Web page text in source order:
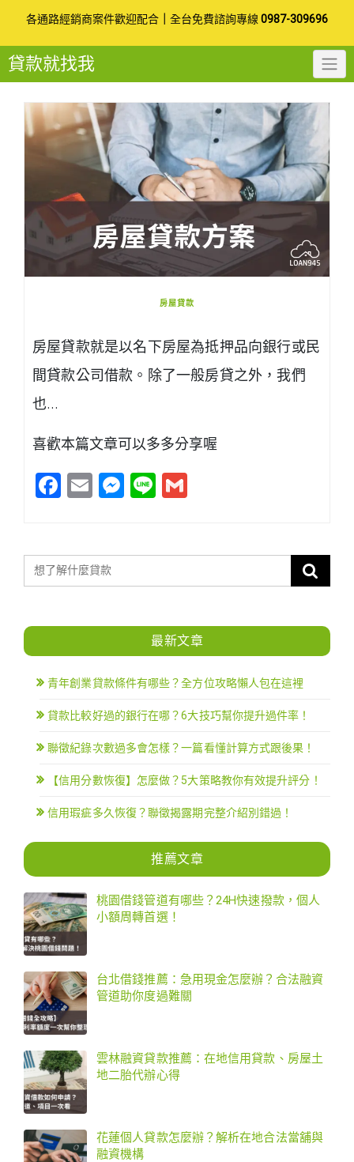
to
content
各通路經銷商案件歡迎配合 全台免費諮詢專線 0987-309696
貸款就找我
房屋貸款
房屋貸款就是以名下房屋為抵押品向銀行或民
間貸款公司借款。除了一般房貸之外，我們
也…
喜歡本篇文章可以多多分享喔
Facebook
EmailMessenger
Line
最新文章
青年創業貸款條件有哪些？全方位攻略懶人包在這裡
貸款比較好過的銀行在哪？6大技巧幫你提升過件率！
聯徵紀錄次數過多會怎樣？一篇看懂計算方式跟後果！
【信用分數恢復】怎麼做？5大策略教你有效提升評分！
信用瑕疵多久恢復？聯徵揭露期完整介紹別錯過！
推薦文章
桃園借錢管道有哪些？24H快速撥款，個人
小額周轉首選！
台北借錢推薦：急用現金怎麼辦？合法融資
管道助你度過難關
雲林融資貸款推薦：在地信用貸款、房屋土
地二胎代辦心得
花蓮個人貸款怎麼辦？解析在地合法當舖與
融資機構